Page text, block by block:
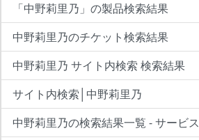
「中野莉里乃」の製品検索結果
中野莉里乃のチケット検索結果
中野莉里乃 サイト内検索 検索結果
サイト内検索│中野莉里乃
中野莉里乃の検索結果一覧 - サービス